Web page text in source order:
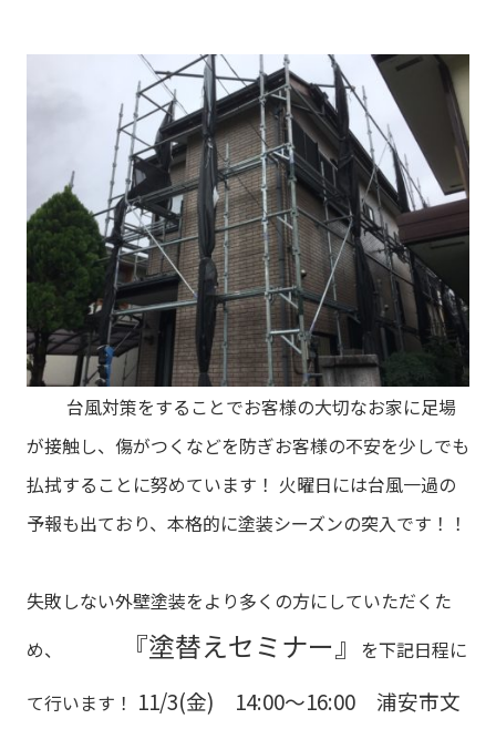
台風対策をすることでお客様の大切なお家に足場
が接触し、傷がつくなどを防ぎお客様の不安を少しでも
払拭することに努めています！ 火曜日には台風一過の
予報も出ており、本格的に塗装シーズンの突入です！！
失敗しない外壁塗装をより多くの方にしていただくた
め、
『塗替えセミナー』
を下記日程に
て行います！ 11/3(金) 14:00～16:00 浦安市文